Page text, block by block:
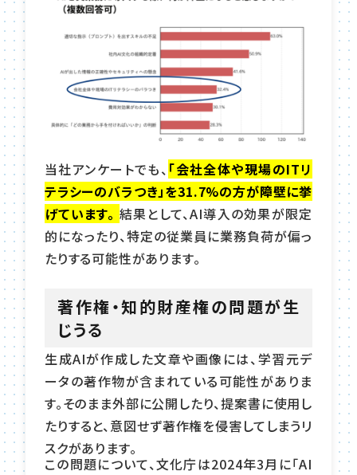
当社アンケートでも、 「会社全体や現場のITリ
テラシーのバラつき」を31.7%の方が障壁に挙
げています。 結果として、AI導入の効果が限定
的になったり、特定の従業員に業務負荷が偏っ
たりする可能性があります。
著作権・知的財産権の問題が生
じうる
生成AIが作成した文章や画像には、学習元デ
ータの著作物が含まれている可能性がありま
す。そのまま外部に公開したり、提案書に使用し
たりすると、意図せず著作権を侵害してしまうリ
スクがあります。
この問題について、文化庁は2024年3月に「AI